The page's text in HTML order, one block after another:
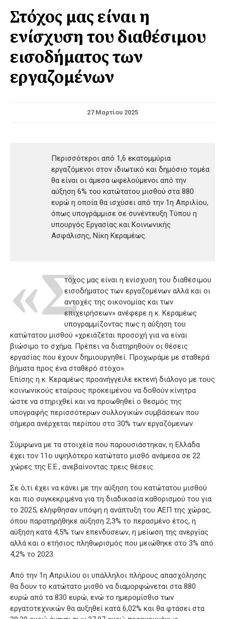
Στόχος μας είναι η
ενίσχυση του διαθέσιμου
εισοδήματος των
εργαζομένων
27 Μαρτίου 2025
Περισσότεροι από 1,6 εκατομμύρια
εργαζόμενοι στον ιδιωτικό και δημόσιο τομέα
θα είναι οι άμεσα ωφελούμενοι από την
αύξηση 6% του κατώτατου μισθού στα 880
ευρώ η οποία θα ισχύσει από την 1η Απριλίου,
όπως υπογράμμισε σε συνέντευξη Τύπου η
υπουργός Εργασίας και Κοινωνικής
Ασφάλισης, Νίκη Κεραμέως.
«Στόχος μας είναι η ενίσχυση του διαθέσιμου
εισοδήματος των εργαζομένων αλλά και οι
αντοχές της οικονομίας και των
επιχειρήσεων» ανέφερε η κ. Κεραμέως
υπογραμμίζοντας πως η αύξηση του
κατώτατου μισθού «χρειάζεται προσοχή για να είναι
βιώσιμο το σχήμα. Πρέπει να διατηρηθούν οι θέσεις
εργασίας που έχουν δημιουργηθεί. Προχωράμε με σταθερά
βήματα προς ένα σταθερό στόχο».
Επίσης η κ. Κεραμέως προανήγγειλε εκτενή διάλογο με τους
κοινωνικούς εταίρους προκειμένου να δοθούν κίνητρα
ώστε να στηριχθεί και να προωθηθεί ο θεσμός της
υπογραφής περισσότερων συλλογικών συμβάσεων που
σήμερα ανέρχεται περίπου στο 30% των εργαζόμενων.
Σύμφωνα με τα στοιχεία που παρουσιάστηκαν, η Ελλάδα
έχει τον 11ο υψηλότερο κατώτατο μισθό ανάμεσα σε 22
χώρες της Ε.Ε., ανεβαίνοντας τρεις θέσεις.
Σε ό,τι έχει να κάνει με την αύξηση του κατώτατου μισθού
και πιο συγκεκριμένα για τη διαδικασία καθορισμού του για
το 2025, ελήφθησαν υπόψη η ανάπτυξη του ΑΕΠ της χώρας,
όπου παρατηρήθηκε αύξηση 2,3% το περασμένο έτος, η
αύξηση κατά 4,5% των επενδύσεων, η μείωση της ανεργίας
αλλά και ο ετήσιος πληθωρισμός που μειώθηκε στο 3% από
4,2% το 2023.
Από την 1η Απριλίου οι υπάλληλοι πλήρους απασχόλησης
θα δουν το κατώτατο μισθό να διαμορφώνεται στα 880
ευρώ από τα 830 ευρώ, ενώ το ημερομίσθιο των
εργατοτεχνικών θα αυξηθεί κατά 6,02% και θα φτάσει στα